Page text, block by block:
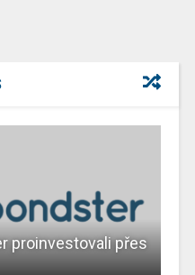
proinvestovali přes